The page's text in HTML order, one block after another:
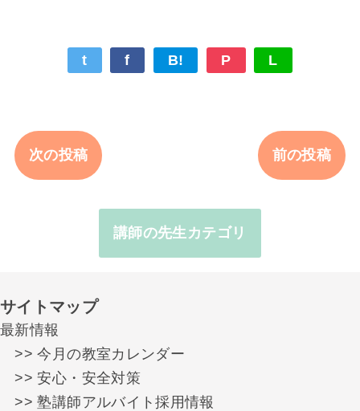
t f B! P L
次の投稿 前の投稿
講師の先生カテゴリ
サイトマップ
最新情報
>> 今月の教室カレンダー
>> 安心・安全対策
>> 塾講師アルバイト採用情報